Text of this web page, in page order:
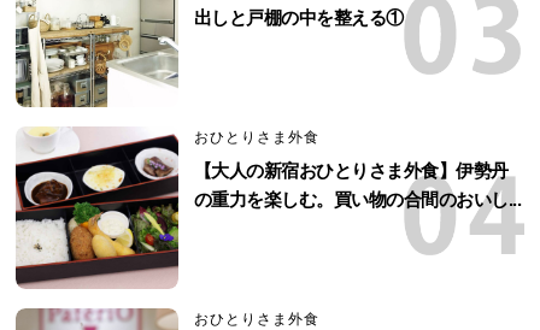
出しと戸棚の中を整える①
おひとりさま外食
【大人の新宿おひとりさま外食】伊勢丹
の重力を楽しむ。買い物の合間のおいし...
おひとりさま外食